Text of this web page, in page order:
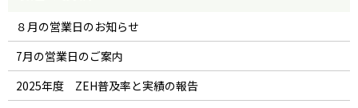
８月の営業日のお知らせ
7月の営業日のご案内
2025年度 ZEH普及率と実績の報告